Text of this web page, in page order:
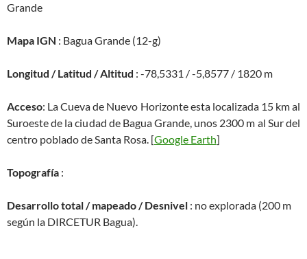
Grande
Mapa IGN : Bagua Grande (12-g)
Longitud / Latitud / Altitud : -78,5331 / -5,8577 / 1820 m
Acceso: La Cueva de Nuevo Horizonte esta localizada 15 km al
Suroeste de la ciudad de Bagua Grande, unos 2300 m al Sur del
centro poblado de Santa Rosa. [Google Earth]
Topografía :
Desarrollo total / mapeado / Desnivel : no explorada (200 m
según la DIRCETUR Bagua).